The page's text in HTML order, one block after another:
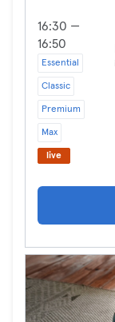
16:30 —
16:50
Essential
Classic
Premium
Max
live